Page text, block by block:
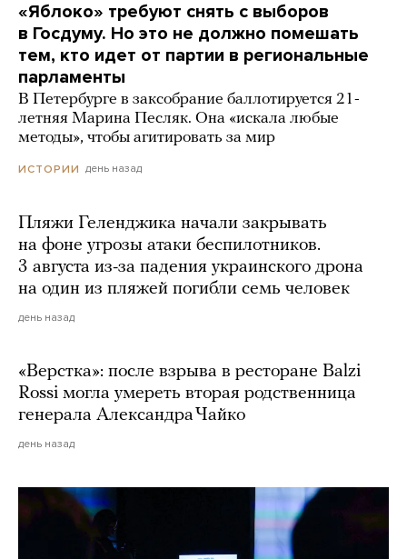
«Яблоко» требуют снять с выборов
в Госдуму. Но это не должно помешать
тем, кто идет от партии в региональные
парламенты
В Петербурге в заксобрание баллотируется 21-
летняя Марина Песляк. Она «искала любые
методы», чтобы агитировать за мир
ИСТОРИИ день назад
Пляжи Геленджика начали закрывать
на фоне угрозы атаки беспилотников.
3 августа из-за падения украинского дрона
на один из пляжей погибли семь человек
день назад
«Верстка»: после взрыва в ресторане Balzi
Rossi могла умереть вторая родственница
генерала Александра Чайко
день назад